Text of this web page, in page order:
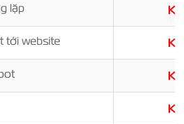
lặp K
tới website K
K
K